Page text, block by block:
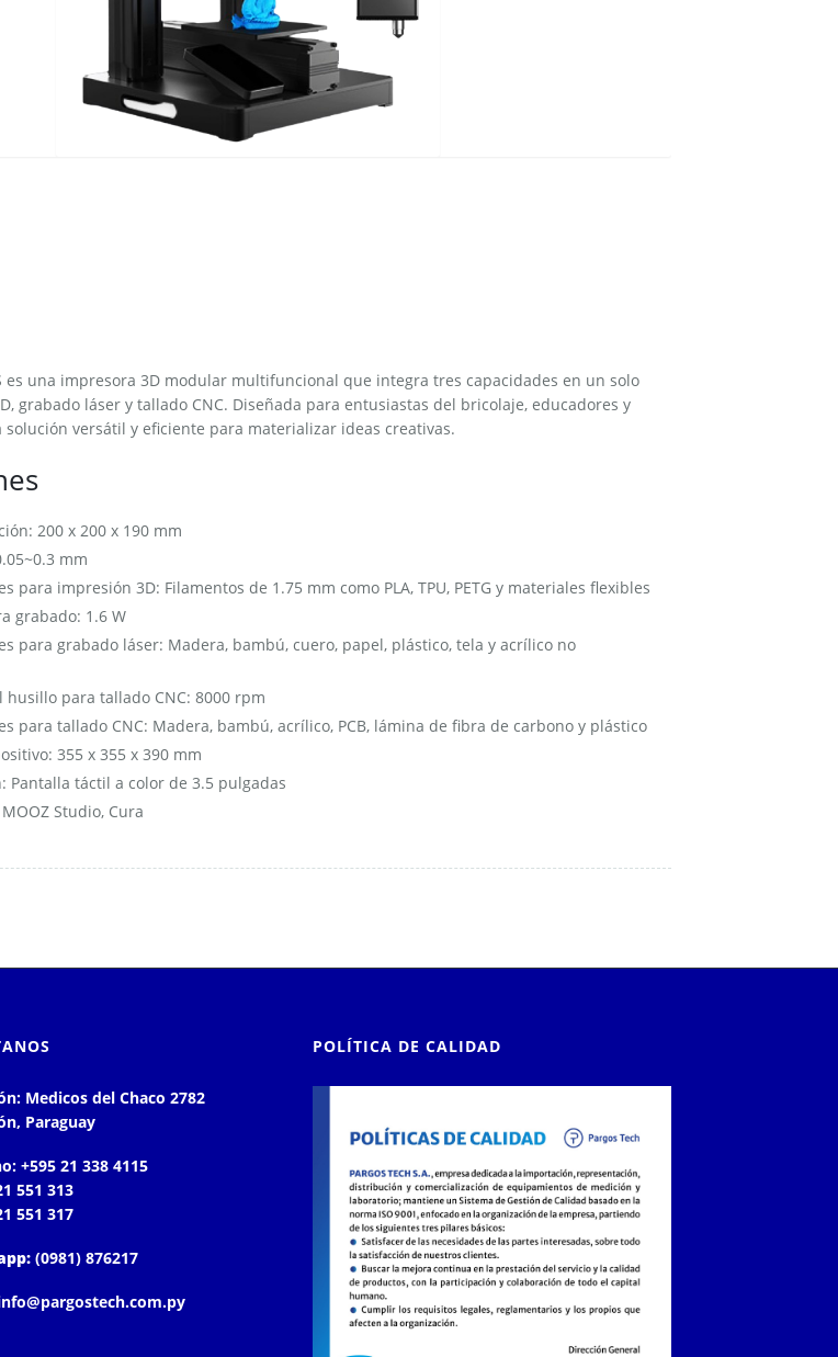
es una impresora 3D modular multifuncional que integra tres capacidades en un solo
grabado láser y tallado CNC. Diseñada para entusiastas del bricolaje, educadores y
versátil y eficiente para materializar ideas creativas.
200 x 200 x 190 mm​
mm​
para impresión 3D: Filamentos de 1.75 mm como PLA, TPU, PETG y materiales flexibles​
grabado: 1.6 W​
para grabado láser: Madera, bambú, cuero, papel, plástico, tela y acrílico no
husillo para tallado CNC: 8000 rpm​
para tallado CNC: Madera, bambú, acrílico, PCB, lámina de fibra de carbono y plástico​
355 x 355 x 390 mm​
Pantalla táctil a color de 3.5 pulgadas​
Studio, Cura
Medicos del Chaco 2782
Paraguay
+595 21 338 4115
551 313
551 317
(0981) 876217
POLÍTICA DE CALIDAD